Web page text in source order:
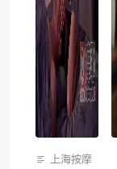
上海按摩